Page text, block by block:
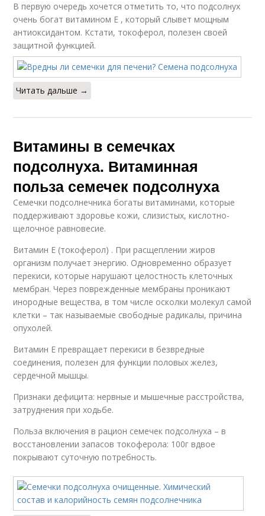
В первую очередь хочется отметить то, что подсолнух
очень богат витамином Е , который слывет мощным
антиоксидантом. Кстати, токоферол, полезен своей
защитной функцией.
Читать дальше →
Витамины в семечках
подсолнуха. Витаминная
польза семечек подсолнуха
Семечки подсолнечника богаты витаминами, которые
поддерживают здоровье кожи, слизистых, кислотно-
щелочное равновесие.
Витамин Е (токоферол) . При расщеплении жиров
организм получает энергию. Одновременно образует
перекиси, которые нарушают целостность клеточных
мембран. Через поврежденные мембраны проникают
инородные вещества, в том числе осколки молекул самой
клетки – так называемые свободные радикалы, причина
опухолей.
Витамин Е превращает перекиси в безвредные
соединения, полезен для функции половых желез,
сердечной мышцы.
Признаки дефицита: нервные и мышечные расстройства,
затруднения при ходьбе.
Польза включения в рацион семечек подсолнуха – в
восстановлении запасов токоферола: 100г вдвое
покрывают суточную потребность.